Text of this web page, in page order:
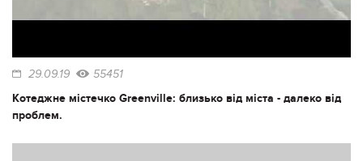
29.09.19 55451
Котеджне містечко Greenville: близько від міста - далеко від
проблем.